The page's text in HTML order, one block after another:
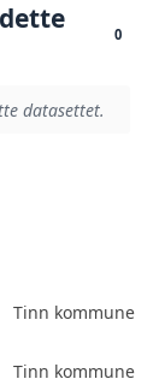
0
datasettet.
Tinn kommune
Tinn kommune